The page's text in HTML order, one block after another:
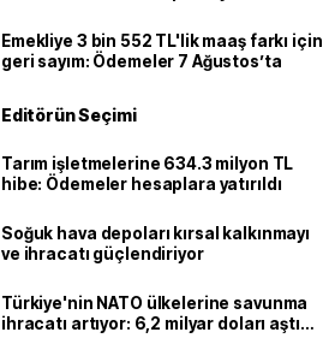
Emekliye 3 bin 552 TL'lik maaş farkı için
geri sayım: Ödemeler 7 Ağustos’ta
Editörün Seçimi
Tarım işletmelerine 634.3 milyon TL
hibe: Ödemeler hesaplara yatırıldı
Soğuk hava depoları kırsal kalkınmayı
ve ihracatı güçlendiriyor
Türkiye'nin NATO ülkelerine savunma
ihracatı artıyor: 6,2 milyar doları aştı